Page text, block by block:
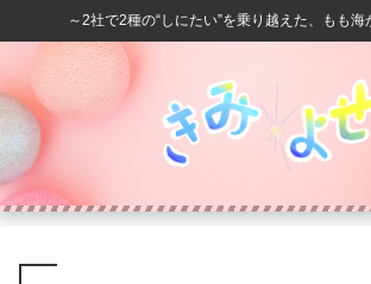
～2社で2種の“しにたい”を乗り越えた、もも海